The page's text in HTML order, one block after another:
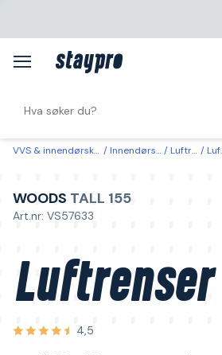
VVS & innendørsklima Innendørsklima Luftrenser Luftrenser
WOODS TALL 155
Art.nr: VS57633
Luftrenser
4,5